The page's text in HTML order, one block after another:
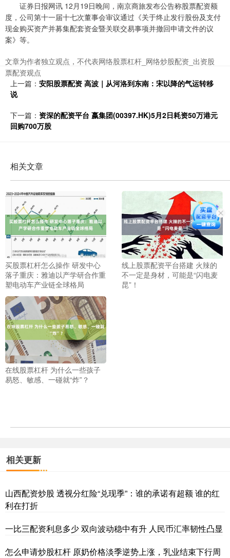
证券日报网讯 12月19日晚间，南京商旅发布公告称股票配资额
度，公司第十一届十七次董事会审议通过《关于终止发行股份及支付
现金购买资产并募集配套资金暨关联交易事项并撤回申请文件的议
案》等。
文章为作者独立观点，不代表网络股票杠杆_网络炒股配资_出资股
票配资观点
上一篇： 安阳股票配资 高波｜从河洛到东南：宋以降的气运转移
说
下一篇： 资深的配资平台 嬴集团(00397.HK)5月2日耗资50万港元
回购700万股
相关文章
买股票杠杆怎么操作 研发中心
落子重庆：雅迪以产学研合作重
塑电动车产业链全球格局
线上股票配资平台搭建 火辣的
不一定是身材，可能是“闪电麦
昆”！
在线股票杠杆 为什么一些孩子
易怒、敏感、一碰就“炸”？
相关更新
山西配资炒股 透视分红险“兑现季”：谁的承诺有超额 谁的红
利在打折
一比三配资利息多少 双向波动稳中有升 人民币汇率韧性凸显
怎么申请炒股杠杆 原奶价格淡季逆势上涨，乳业结束下行周